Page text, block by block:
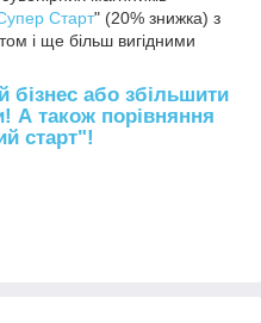
Старт" (20% знижка) з
і ще більш вигідними
бізнес або збільшити
А також порівняння
старт"!